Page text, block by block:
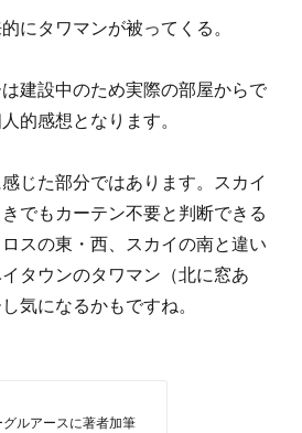
にタワマンが被ってくる。
建設中のため実際の部屋からで
的感想となります。
じた部分ではあります。スカイ
でもカーテン不要と判断できる
スの東・西、スカイの南と違い
タウンのタワマン（北に窓あ
気になるかもですね。
ルアースに著者加筆